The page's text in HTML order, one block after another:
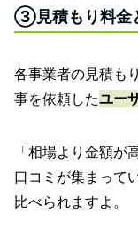
③見積もり料金
各事業者の見積も
事を依頼したユー
「相場より金額
口コミが集まって
比べられますよ。